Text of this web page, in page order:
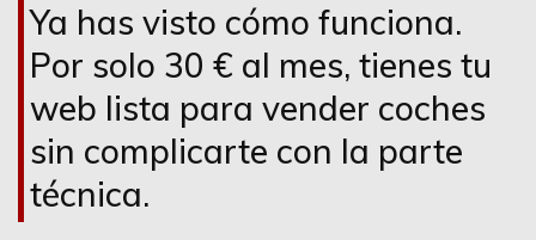
Ya has visto cómo funciona.
Por solo 30 € al mes, tienes tu
web lista para vender coches
sin complicarte con la parte
técnica.